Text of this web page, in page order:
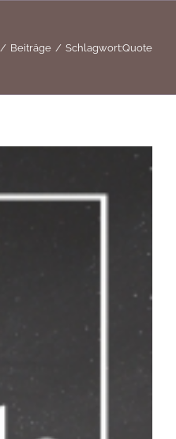
Beiträge Schlagwort:Quote